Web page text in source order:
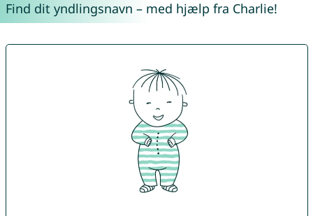
Find dit yndlingsnavn – med hjælp fra Charlie!